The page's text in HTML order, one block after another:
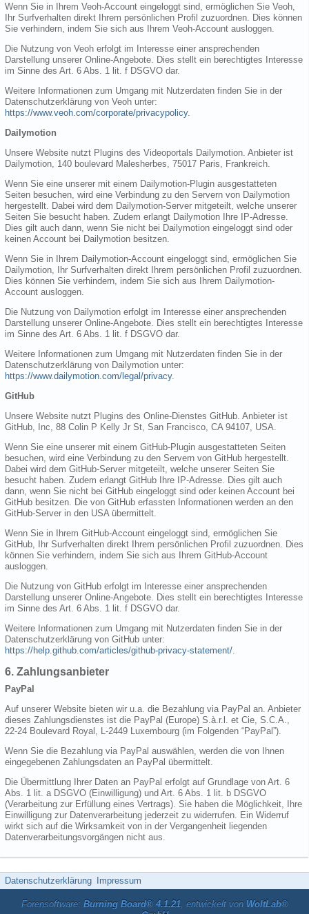
Wenn Sie in Ihrem Veoh-Account eingeloggt sind, ermöglichen Sie Veoh,
Ihr Surfverhalten direkt Ihrem persönlichen Profil zuzuordnen. Dies können
Sie verhindern, indem Sie sich aus Ihrem Veoh-Account ausloggen.
Die Nutzung von Veoh erfolgt im Interesse einer ansprechenden
Darstellung unserer Online-Angebote. Dies stellt ein berechtigtes Interesse
im Sinne des Art. 6 Abs. 1 lit. f DSGVO dar.
Weitere Informationen zum Umgang mit Nutzerdaten finden Sie in der
Datenschutzerklärung von Veoh unter:
https://www.veoh.com/corporate/privacypolicy.
Dailymotion
Unsere Website nutzt Plugins des Videoportals Dailymotion. Anbieter ist
Dailymotion, 140 boulevard Malesherbes, 75017 Paris, Frankreich.
Wenn Sie eine unserer mit einem Dailymotion-Plugin ausgestatteten
Seiten besuchen, wird eine Verbindung zu den Servern von Dailymotion
hergestellt. Dabei wird dem Dailymotion-Server mitgeteilt, welche unserer
Seiten Sie besucht haben. Zudem erlangt Dailymotion Ihre IP-Adresse.
Dies gilt auch dann, wenn Sie nicht bei Dailymotion eingeloggt sind oder
keinen Account bei Dailymotion besitzen.
Wenn Sie in Ihrem Dailymotion-Account eingeloggt sind, ermöglichen Sie
Dailymotion, Ihr Surfverhalten direkt Ihrem persönlichen Profil zuzuordnen.
Dies können Sie verhindern, indem Sie sich aus Ihrem Dailymotion-
Account ausloggen.
Die Nutzung von Dailymotion erfolgt im Interesse einer ansprechenden
Darstellung unserer Online-Angebote. Dies stellt ein berechtigtes Interesse
im Sinne des Art. 6 Abs. 1 lit. f DSGVO dar.
Weitere Informationen zum Umgang mit Nutzerdaten finden Sie in der
Datenschutzerklärung von Dailymotion unter:
https://www.dailymotion.com/legal/privacy.
GitHub
Unsere Website nutzt Plugins des Online-Dienstes GitHub. Anbieter ist
GitHub, Inc, 88 Colin P Kelly Jr St, San Francisco, CA 94107, USA.
Wenn Sie eine unserer mit einem GitHub-Plugin ausgestatteten Seiten
besuchen, wird eine Verbindung zu den Servern von GitHub hergestellt.
Dabei wird dem GitHub-Server mitgeteilt, welche unserer Seiten Sie
besucht haben. Zudem erlangt GitHub Ihre IP-Adresse. Dies gilt auch
dann, wenn Sie nicht bei GitHub eingeloggt sind oder keinen Account bei
GitHub besitzen. Die von GitHub erfassten Informationen werden an den
GitHub-Server in den USA übermittelt.
Wenn Sie in Ihrem GitHub-Account eingeloggt sind, ermöglichen Sie
GitHub, Ihr Surfverhalten direkt Ihrem persönlichen Profil zuzuordnen. Dies
können Sie verhindern, indem Sie sich aus Ihrem GitHub-Account
ausloggen.
Die Nutzung von GitHub erfolgt im Interesse einer ansprechenden
Darstellung unserer Online-Angebote. Dies stellt ein berechtigtes Interesse
im Sinne des Art. 6 Abs. 1 lit. f DSGVO dar.
Weitere Informationen zum Umgang mit Nutzerdaten finden Sie in der
Datenschutzerklärung von GitHub unter:
https://help.github.com/articles/github-privacy-statement/
6. Zahlungsanbieter
PayPal
Auf unserer Website bieten wir u.a. die Bezahlung via PayPal an. Anbieter
dieses Zahlungsdienstes ist die PayPal (Europe) S.à.r.l. et Cie, S.C.A.,
22-24 Boulevard Royal, L-2449 Luxembourg (im Folgenden “PayPal”).
Wenn Sie die Bezahlung via PayPal auswählen, werden die von Ihnen
eingegebenen Zahlungsdaten an PayPal übermittelt.
Die Übermittlung Ihrer Daten an PayPal erfolgt auf Grundlage von Art. 6
Abs. 1 lit. a DSGVO (Einwilligung) und Art. 6 Abs. 1 lit. b DSGVO
(Verarbeitung zur Erfüllung eines Vertrags). Sie haben die Möglichkeit, Ihre
Einwilligung zur Datenverarbeitung jederzeit zu widerrufen. Ein Widerruf
wirkt sich auf die Wirksamkeit von in der Vergangenheit liegenden
Datenverarbeitungsvorgängen nicht aus.
Datenschutzerklärung Impressum
Forensoftware: Burning Board® 4.1.21, entwickelt von WoltLab®